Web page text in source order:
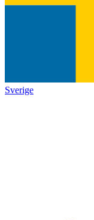
Sverige